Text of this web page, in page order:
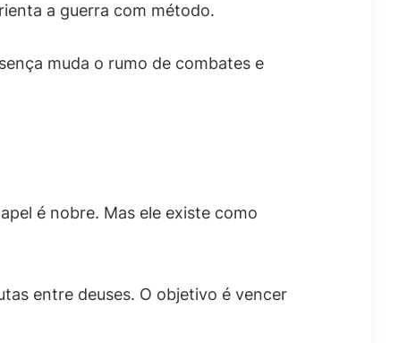
a guerra com método.
muda o rumo de combates e
é nobre. Mas ele existe como
entre deuses. O objetivo é vencer